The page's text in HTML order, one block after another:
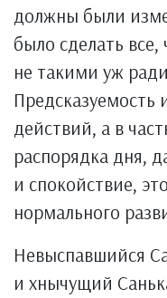
должны были
было сделать
не такими уж
Предсказуемость
действий, а в
распорядка дня,
и спокойствие,
нормального
Невыспавшийся
и хнычущий